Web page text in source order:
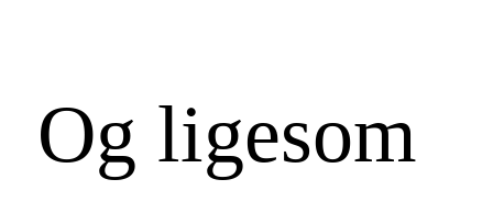
Og ligesom